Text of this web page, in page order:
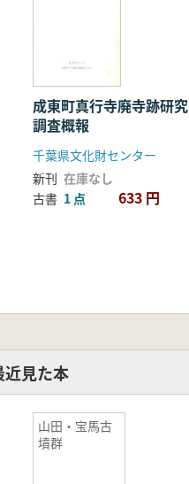
成東町真行寺廃寺跡研究
調査概報
千葉県文化財センター
新刊 在庫なし
古書 1 点 633 円
近見た本
山田・宝馬古
墳群